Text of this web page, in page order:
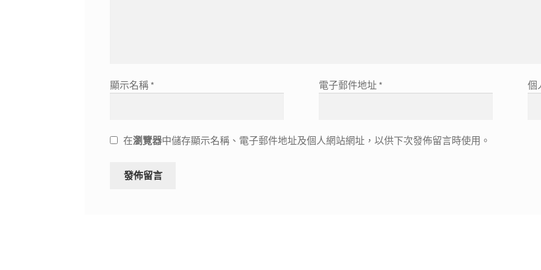
顯示名稱 * 電子郵件地址 * 個
在瀏覽器中儲存顯示名稱、電子郵件地址及個人網站網址，以供下次發佈留言時使用。